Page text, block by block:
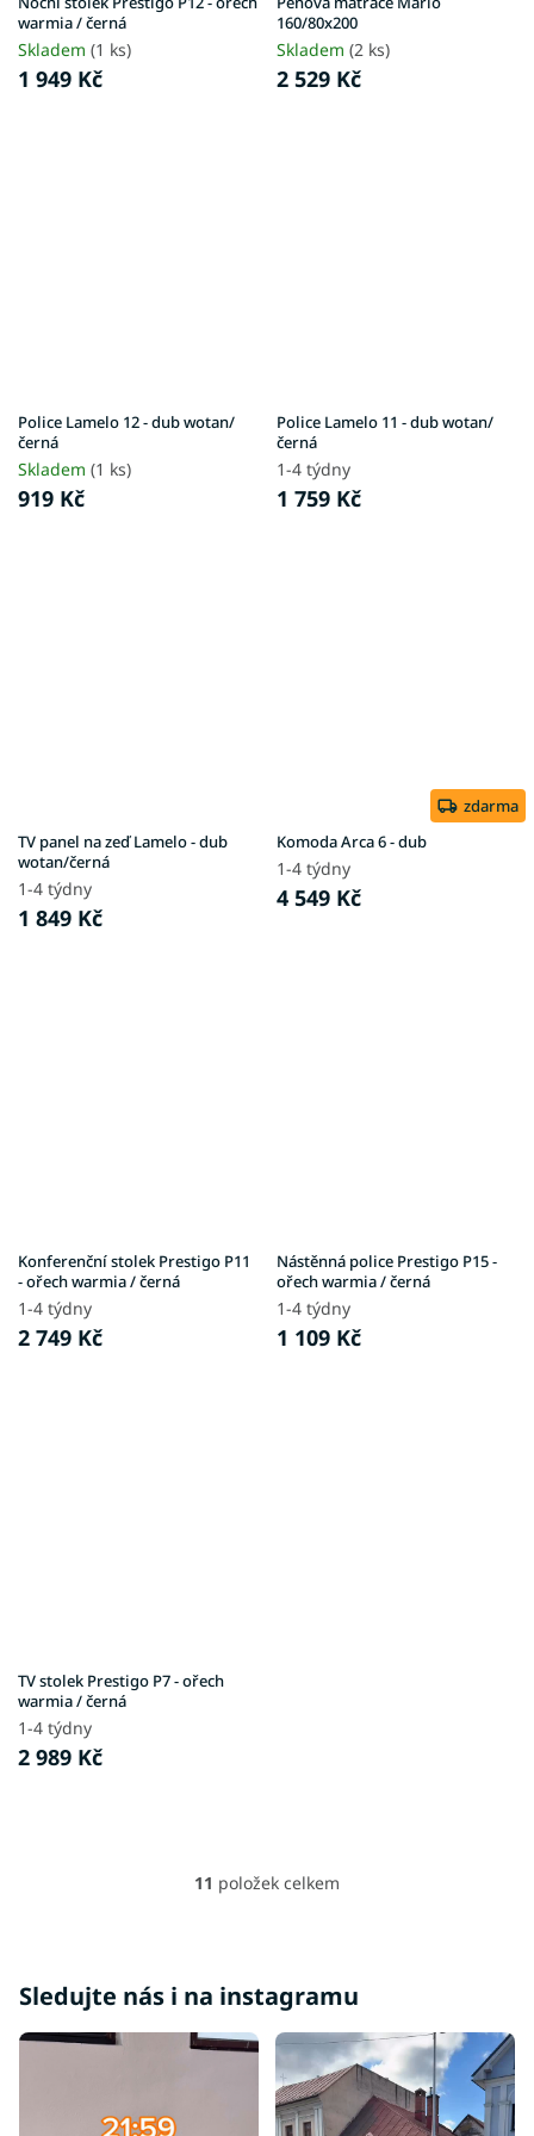
warmia / černá
Skladem (1 ks)
1 949 Kč
160/80x200
Skladem (2 ks)
2 529 Kč
Police Lamelo 12 - dub wotan/
černá
Skladem (1 ks)
919 Kč
Police Lamelo 11 - dub wotan/
černá
1-4 týdny
1 759 Kč
TV panel na zeď Lamelo - dub
wotan/černá
1-4 týdny
1 849 Kč
zdarma
Komoda Arca 6 - dub
1-4 týdny
4 549 Kč
Konferenční stolek Prestigo P11
- ořech warmia / černá
1-4 týdny
2 749 Kč
Nástěnná police Prestigo P15 -
ořech warmia / černá
1-4 týdny
1 109 Kč
TV stolek Prestigo P7 - ořech
warmia / černá
1-4 týdny
2 989 Kč
O
a
p
v
11 položek celkem
Sledujte nás i na instagramu